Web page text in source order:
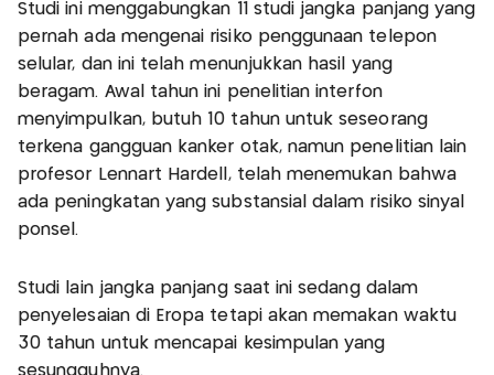
Studi ini menggabungkan 11 studi jangka panjang yang
pernah ada mengenai risiko penggunaan telepon
selular, dan ini telah menunjukkan hasil yang
beragam. Awal tahun ini penelitian interfon
menyimpulkan, butuh 10 tahun untuk seseorang
terkena gangguan kanker otak, namun penelitian lain
profesor Lennart Hardell, telah menemukan bahwa
ada peningkatan yang substansial dalam risiko sinyal
ponsel.
Studi lain jangka panjang saat ini sedang dalam
penyelesaian di Eropa tetapi akan memakan waktu
30 tahun untuk mencapai kesimpulan yang
sesungguhnya.